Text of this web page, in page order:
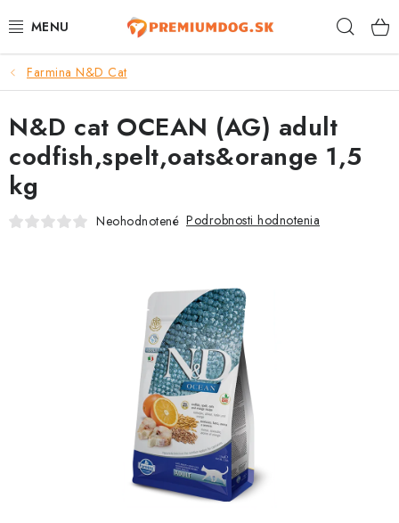
na
TOP 100 PRODUKTOV
NOVINKY
AKCIE
ÚTULKY
HOSPODÁRSKE ZVIERATÁ
Farmina N&D Cat
N&D cat OCEAN (AG) adult
codfish,spelt,oats&orange 1,5
kg
Neohodnotené Podrobnosti hodnotenia